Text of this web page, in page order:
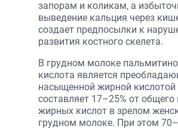
запорам и коликам, а
выведение кальция через
создает предпосылки к
развития костного скелета.
В грудном молоке
кислота является
насыщенной жирной кислотой
составляет 17–25% от общего
жирных кислот в зрелом
грудном молоке. При этом